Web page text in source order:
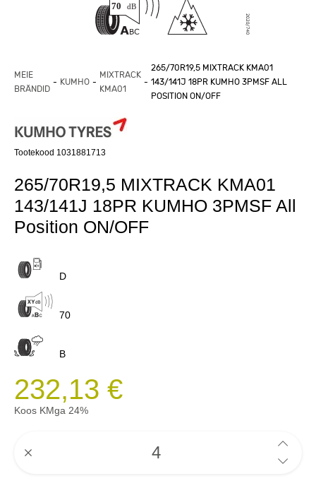
MEIE
BRÄNDID
KUMHO
MIXTRACK
KMA01
265/70R19,5 MIXTRACK KMA01
143/141J 18PR KUMHO 3PMSF ALL
POSITION ON/OFF
Tootekood 1031881713
265/70R19,5 MIXTRACK KMA01
143/141J 18PR KUMHO 3PMSF All
Position ON/OFF
D
70
B
232,13 €
Koos KMga 24%